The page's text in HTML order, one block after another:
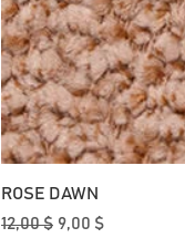
ROSE DAWN
Звичайна ціна
12,00 $ За розпродажем
9,00 $